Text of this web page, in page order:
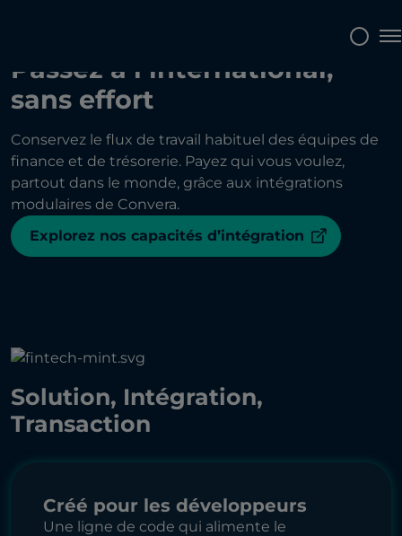
Passez à l’international,
sans effort
Conservez le flux de travail habituel des équipes de
finance et de trésorerie. Payez qui vous voulez,
partout dans le monde, grâce aux intégrations
modulaires de Convera.
Explorez nos capacités d’intégration
Solution, Intégration,
Transaction
Créé pour les développeurs
Une ligne de code qui alimente le